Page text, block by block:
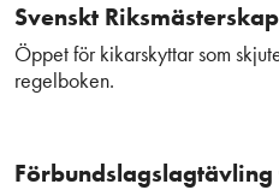
Svenskt
Öppet för kikarskyttar som
regelboken.